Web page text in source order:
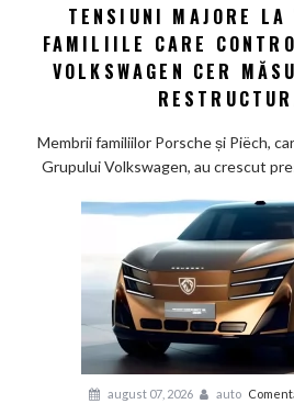
TENSIUNI MAJORE LA
FAMILIILE CARE
VOLKSWAGEN CER
Membrii familiilor Porsche și Piëch,
Grupului Volkswagen, au crescut
august 07, 2026 auto